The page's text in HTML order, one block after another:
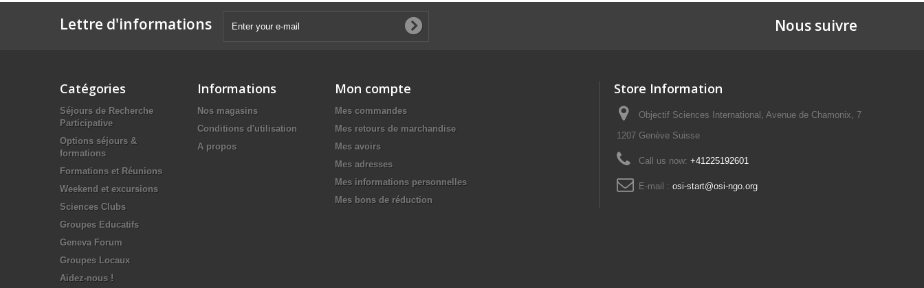
Lettre d'informations Nous suivre
Catégories
Séjours de Recherche
Participative
Options séjours &
formations
Formations et Réunions
Weekend et excursions
Sciences Clubs
Groupes Educatifs
Geneva Forum
Groupes Locaux
Aidez-nous !
Informations
Nos magasins
Conditions d'utilisation
A propos
Mon compte
Mes commandes
Mes retours de marchandise
Mes avoirs
Mes adresses
Mes informations personnelles
Mes bons de réduction
Store Information
Objectif Sciences International, Avenue de Chamonix, 7
1207 Genève Suisse
Call us now: +41225192601
E-mail : osi-start@osi-ngo.org